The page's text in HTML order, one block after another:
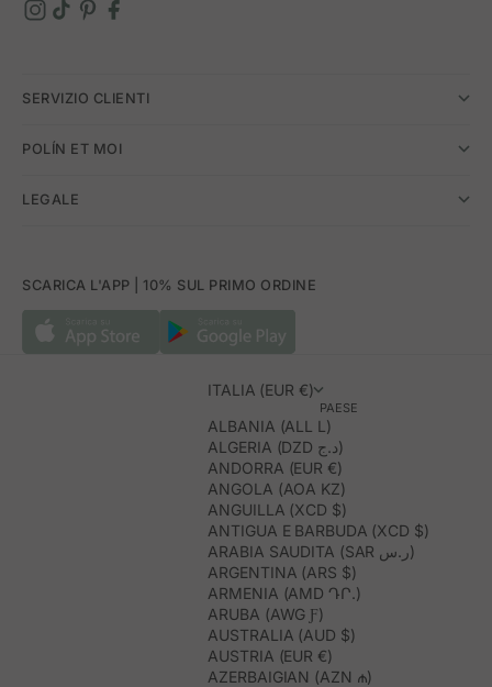
SERVIZIO CLIENTI
POLÍN ET MOI
LEGALE
SCARICA L'APP | 10% SUL PRIMO ORDINE
ITALIA (EUR €)
PAESE
ALBANIA (ALL L)
ALGERIA (DZD د.ج)
ANDORRA (EUR €)
ANGOLA (AOA KZ)
ANGUILLA (XCD $)
ANTIGUA E BARBUDA (XCD $)
ARABIA SAUDITA (SAR ر.س)
ARGENTINA (ARS $)
ARMENIA (AMD ԴՐ.)
ARUBA (AWG Ƒ)
AUSTRALIA (AUD $)
AUSTRIA (EUR €)
AZERBAIGIAN (AZN ₼)